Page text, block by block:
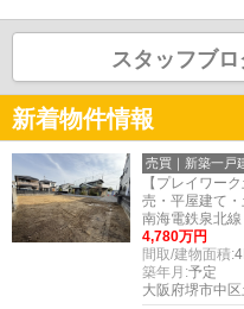
スタッフブ
新着物件情報
売買｜新築一戸
【プレイワー
売・平屋建て
南海電鉄泉北
4,780万円
間取/建物面積:
築年月:予定
大阪府堺市中